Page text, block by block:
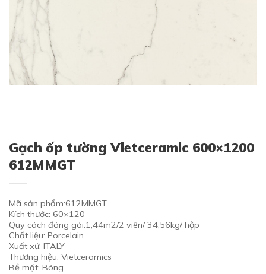
Gạch ốp tường Vietceramic 600×1200
612MMGT
Mã sản phẩm:612MMGT
Kích thước: 60×120
Quy cách đóng gói:1,44m2/2 viên/ 34,56kg/ hộp
Chất liệu: Porcelain
Xuất xứ: ITALY
Thương hiệu: Vietceramics
Bề mặt: Bóng